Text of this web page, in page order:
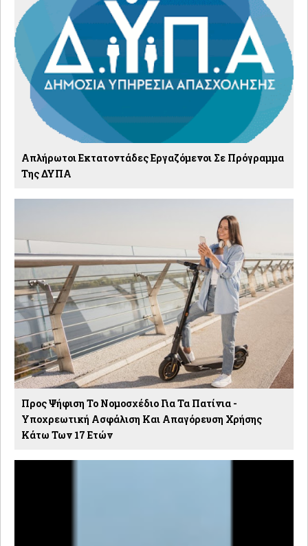
Απλήρωτοι Εκτατοντάδες Εργαζόμενοι Σε Πρόγραμμα
Της ΔΥΠΑ
Προς Ψήφιση Το Νομοσχέδιο Για Τα Πατίνια -
Υποχρεωτική Ασφάλιση Και Απαγόρευση Χρήσης
Κάτω Των 17 Ετών